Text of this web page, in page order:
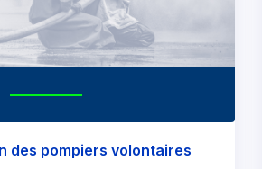
des pompiers volontaires